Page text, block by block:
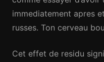
immediatement apres
russes. Ton cerveau
Cet effet de residu